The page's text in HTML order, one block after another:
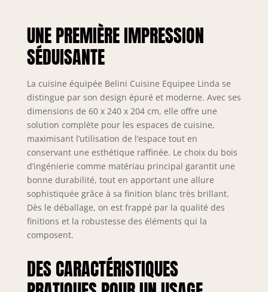
gamme. Tous les
éléments sont
combinés et
positionnés
individuellement.
Inclus : notice de
montage, matériel
d’installation ainsi
que plans de
travail
personnalisables
selon la
configuration.
SYSTÈME NEXUS
modernes de la
gamme Nexus en
UNE PREMIÈRE IMPRESSION
SÉDUISANTE
La cuisine équipée Belini Cuisine Equipee Linda se
distingue par son design épuré et moderne. Avec ses
dimensions de 60 x 240 x 204 cm, elle offre une
solution complète pour les espaces de cuisine,
maximisant l’utilisation de l’espace tout en
conservant une esthétique raffinée. Le choix du bois
d’ingénierie comme matériau principal garantit une
bonne durabilité, tout en apportant une allure
sophistiquée grâce à sa finition blanc très brillant.
Dès le déballage, on est frappé par la qualité des
finitions et la robustesse des éléments qui la
composent.
DES CARACTÉRISTIQUES